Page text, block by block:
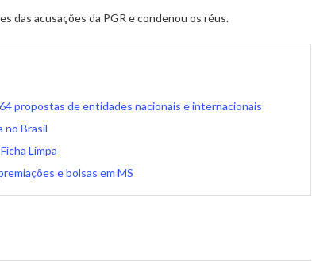
das acusações da PGR e condenou os réus.
propostas de entidades nacionais e internacionais
no Brasil
Limpa
e bolsas em MS